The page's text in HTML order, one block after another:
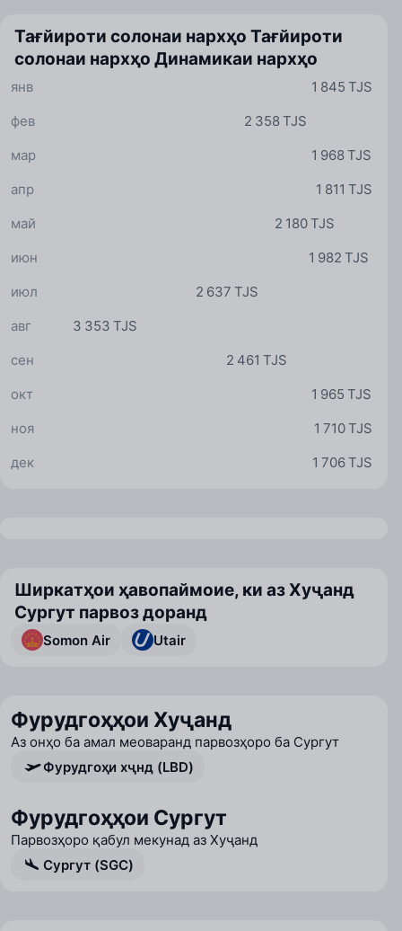
Тағйироти солонаи нархҳо Тағйироти
солонаи нархҳо Динамикаи нархҳо
1 845 TJS
янв
2 358 TJS
фев
1 968 TJS
мар
1 811 TJS
апр
2 180 TJS
май
1 982 TJS
июн
2 637 TJS
июл
3 353 TJS
авг
2 461 TJS
сен
1 965 TJS
окт
1 710 TJS
ноя
1 706 TJS
дек
Ширкатҳои ҳавопаймоие, ки аз Хуҷанд
Сургут парвоз доранд
Somon Air Utair
Фурудгоҳҳои Хуҷанд
Аз онҳо ба амал меоваранд парвозҳоро ба Сургут
Фурудгоҳи хҷнд (LBD)
Фурудгоҳҳои Сургут
Парвозҳоро қабул мекунад аз Хуҷанд
Сургут (SGC)